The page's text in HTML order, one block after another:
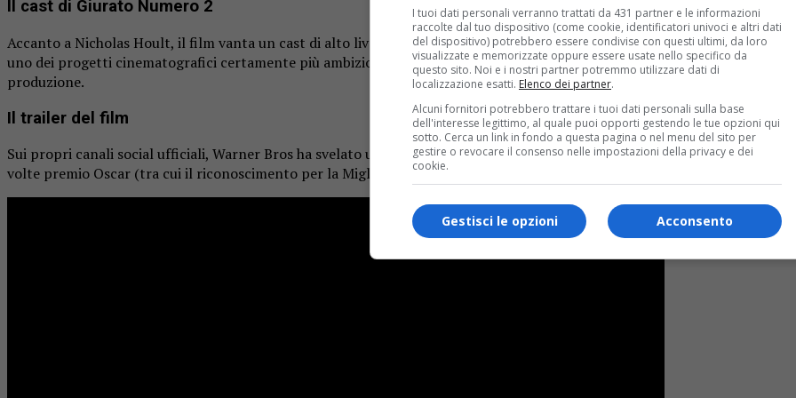
Il cast di Giurato Numero 2
Accanto a Nicholas Hoult, il film vanta un cast di alto livello.
Toni Colette, il premio OscarJ.K. Simmons(Whiplash) e
uno dei progetti cinematografici certamente più ambiziosi del 2024. Jonathan Abrams si è occupato della sceneggiatura,
produzione.
Il trailer del film
Sui propri canali social ufficiali, Warner Bros ha svelato ufficialmente il trailer della pellicola. Molto probabilmente, si
volte premio Oscar (tra cui il riconoscimento per la Miglior Regia nel 1993 per il film “Gli Spietati”).
I tuoi dati personali verranno trattati da 431 partner e le informazioni
raccolte dal tuo dispositivo (come cookie, identificatori univoci e altri dati
del dispositivo) potrebbero essere condivise con questi ultimi, da loro
visualizzate e memorizzate oppure essere usate nello specifico da
questo sito. Noi e i nostri partner potremmo utilizzare dati di
localizzazione esatti. Elenco dei partner.
Alcuni fornitori potrebbero trattare i tuoi dati personali sulla base
dell'interesse legittimo, al quale puoi opporti gestendo le tue opzioni qui
sotto. Cerca un link in fondo a questa pagina o nel menu del sito per
gestire o revocare il consenso nelle impostazioni della privacy e dei
cookie.
Acconsento
Gestisci le opzioni